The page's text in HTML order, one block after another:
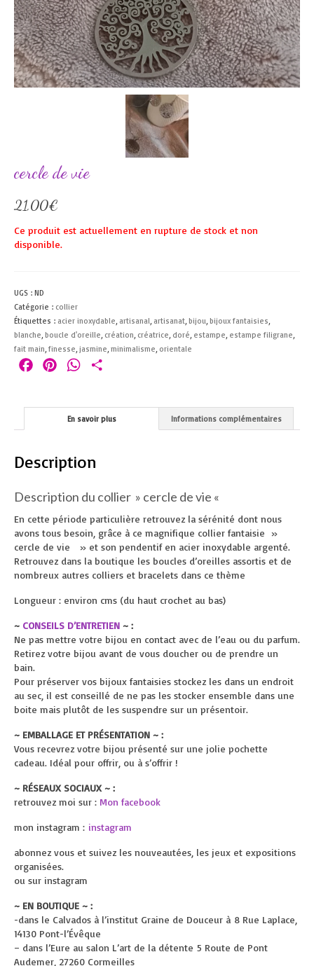
cercle de vie
21,00€
Ce produit est actuellement en rupture de stock et non
disponible.
UGS : ND
Catégorie : collier
Étiquettes : acier inoxydable, artisanal, artisanat,bijou,bijoux fantaisies,
blanche,boucle d'oreille, création, créatrice, doré, estampe, estampe filigrane,
fait main,finesse,jasmine,minimalisme, orientale
FacebookPinterestWhatsApp
En savoir plus Informations complémentaires
Description
Description du collier » cercle de vie «
En cette période particulière retrouvez la sérénité dont nous
avons tous besoin, grâce à ce magnifique collier fantaisie »
cercle de vie » et son pendentif en acier inoxydable argenté.
Retrouvez dans la boutique les boucles d’oreilles assortis et de
nombreux autres colliers et bracelets dans ce thème
Longueur : environ cms (du haut crochet au bas)
~ CONSEILS D’ENTRETIEN ~ :
Ne pas mettre votre bijou en contact avec de l’eau ou du parfum.
Retirez votre bijou avant de vous doucher ou de prendre un
bain.
Pour préserver vos bijoux fantaisies stockez les dans un endroit
au sec, il est conseillé de ne pas les stocker ensemble dans une
boite mais plutôt de les suspendre sur un présentoir.
~ EMBALLAGE ET PRÉSENTATION ~ :
Vous recevrez votre bijou présenté sur une jolie pochette
cadeau. Idéal pour offrir, ou à s’offrir !
~ RÉSEAUX SOCIAUX ~ :
retrouvez moi sur : Mon facebook
mon instagram : instagram
abonnez vous et suivez les nouveautées, les jeux et expositions
organisées.
ou sur instagram
~ EN BOUTIQUE ~ :
-dans le Calvados à l’institut Graine de Douceur à 8 Rue Laplace,
14130 Pont-l’Évêque
– dans l’Eure au salon L’art de la détente 5 Route de Pont
Audemer, 27260 Cormeilles